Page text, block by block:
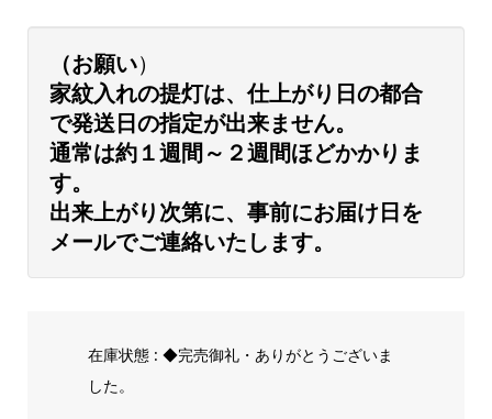
（お願い）
家紋入れの提灯は、仕上がり日の都合
で発送日の指定が出来ません。
通常は約１週間～２週間ほどかかりま
す。
出来上がり次第に、事前にお届け日を
メールでご連絡いたします。
在庫状態 : ◆完売御礼・ありがとうございま
した。